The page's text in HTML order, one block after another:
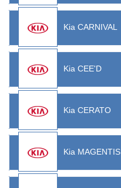
Kia CARNIVAL
Kia CEE'D
Kia CERATO
Kia MAGENTIS